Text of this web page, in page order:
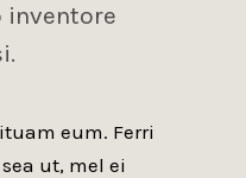
inventore
eum. Ferri
ut, mel ei